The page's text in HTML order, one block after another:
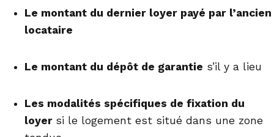
Le montant du dernier loyer payé par l’ancien
locataire
Le montant du dépôt de garantie s’il y a lieu
Les modalités spécifiques de fixation du
loyer si le logement est situé dans une zone